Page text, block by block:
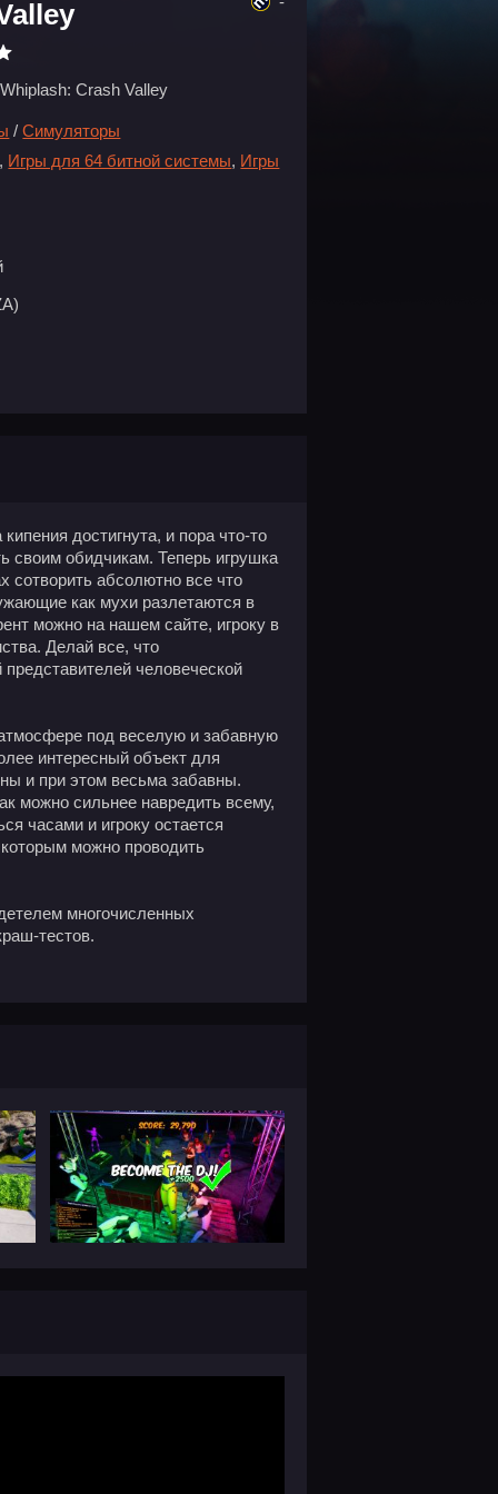
Crash Valley
/Симуляторы
, Игры для 64 битной системы, Игры
достигнута, и пора что-то
своим обидчикам. Теперь игрушка
сотворить абсолютно все что
как мухи разлетаются в
можно на нашем сайте, игроку в
Делай все, что
человеческой
под веселую и забавную
интересный объект для
и при этом весьма забавны.
можно сильнее навредить всему,
часами и игроку остается
можно проводить
многочисленных
тестов.